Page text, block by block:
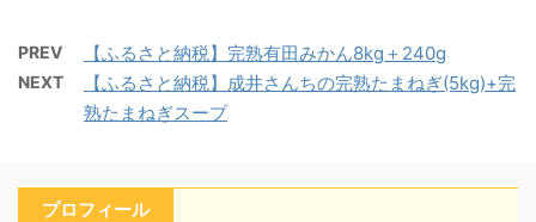
PREV 【ふるさと納税】完熟有田みかん8kg＋240g
NEXT
【ふるさと納税】成井さんちの完熟たまねぎ(5kg)+完
熟たまねぎスープ
プロフィール